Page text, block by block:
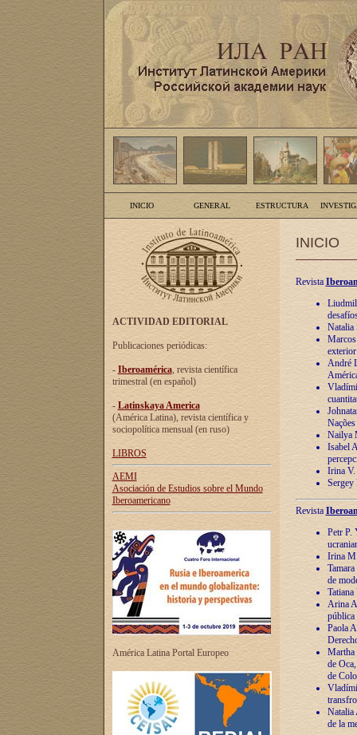
INICIO GENERAL ESTRUCTURA
ACTIVIDAD EDITORIAL
Publicaciones periódicas:
- Iberoamérica, revista científica
trimestral (en español)
- Latinskaya America
(América Latina), revista científica y
sociopolítica mensual (en ruso)
LIBROS
AEMI
Asociación de Estudios sobre el Mundo
Iberoamericano
América Latina Portal Europeo
INICIO
Revista
Natalia
André
Nailya
Isabel
Irina V.
Sergey
Revista
Petr P.
Irina
de
Arina
pública
Paola
Martha
de
de
Natalia
de la